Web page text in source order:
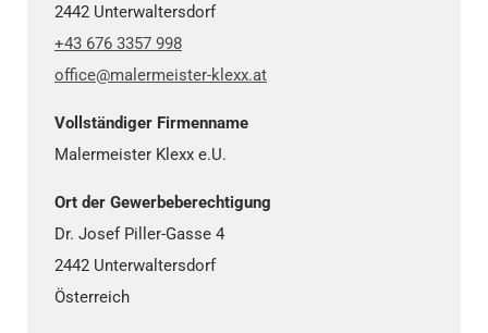
2442 Unterwaltersdorf
+43 676 3357 998
office@malermeister-klexx.at
Vollständiger Firmenname
Malermeister Klexx e.U.
Ort der Gewerbeberechtigung
Dr. Josef Piller-Gasse 4
2442 Unterwaltersdorf
Österreich